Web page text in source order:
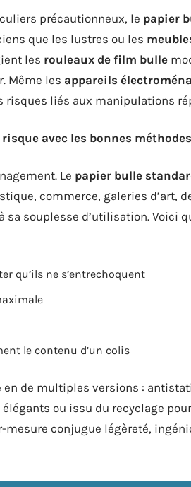
précautionneux, le papier
que les lustres ou les
les rouleaux de film bulle
Même les appareils
liés aux manipulations
avec les bonnes méthodes
Le papier bulle
commerce, galeries d’art,
souplesse d’utilisation. Voici
qu’ils ne s’entrechoquent
le contenu d’un colis
en de multiples versions :
ou issu du recyclage
mesure conjugue légèreté,